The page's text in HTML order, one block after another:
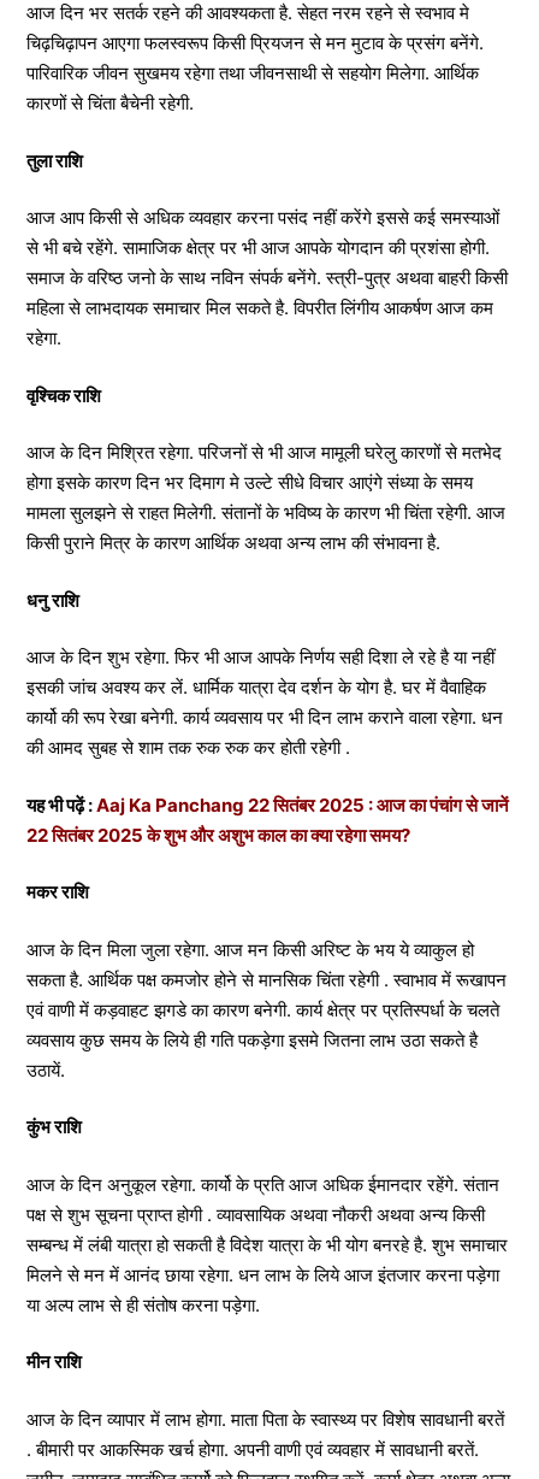
आज दिन भर सतर्क रहने की आवश्यकता है. सेहत नरम रहने से स्वभाव मे
चिढ़चिढ़ापन आएगा फलस्वरूप किसी प्रियजन से मन मुटाव के प्रसंग बनेंगे.
पारिवारिक जीवन सुखमय रहेगा तथा जीवनसाथी से सहयोग मिलेगा. आर्थिक
कारणों से चिंता बैचेनी रहेगी.
तुला राशि
आज आप किसी से अधिक व्यवहार करना पसंद नहीं करेंगे इससे कई समस्याओं
से भी बचे रहेंगे. सामाजिक क्षेत्र पर भी आज आपके योगदान की प्रशंसा होगी.
समाज के वरिष्ठ जनो के साथ नविन संपर्क बनेंगे. स्त्री-पुत्र अथवा बाहरी किसी
महिला से लाभदायक समाचार मिल सकते है. विपरीत लिंगीय आकर्षण आज कम
रहेगा.
वृश्चिक राशि
आज के दिन मिश्रित रहेगा. परिजनों से भी आज मामूली घरेलु कारणों से मतभेद
होगा इसके कारण दिन भर दिमाग मे उल्टे सीधे विचार आएंगे संध्या के समय
मामला सुलझने से राहत मिलेगी. संतानों के भविष्य के कारण भी चिंता रहेगी. आज
किसी पुराने मित्र के कारण आर्थिक अथवा अन्य लाभ की संभावना है.
धनु राशि
आज के दिन शुभ रहेगा. फिर भी आज आपके निर्णय सही दिशा ले रहे है या नहीं
इसकी जांच अवश्य कर लें. धार्मिक यात्रा देव दर्शन के योग है. घर में वैवाहिक
कार्यो की रूप रेखा बनेगी. कार्य व्यवसाय पर भी दिन लाभ कराने वाला रहेगा. धन
की आमद सुबह से शाम तक रुक रुक कर होती रहेगी .
यह भी पढ़ें :Aaj Ka Panchang 22 सितंबर 2025 : आज का पंचांग से जानें
22 सितंबर 2025 के शुभ और अशुभ काल का क्या रहेगा समय?
मकर राशि
आज के दिन मिला जुला रहेगा. आज मन किसी अरिष्ट के भय ये व्याकुल हो
सकता है. आर्थिक पक्ष कमजोर होने से मानसिक चिंता रहेगी . स्वाभाव में रूखापन
एवं वाणी में कड़वाहट झगडे का कारण बनेगी. कार्य क्षेत्र पर प्रतिस्पर्धा के चलते
व्यवसाय कुछ समय के लिये ही गति पकड़ेगा इसमे जितना लाभ उठा सकते है
उठायें.
कुंभ राशि
आज के दिन अनुकूल रहेगा. कार्यो के प्रति आज अधिक ईमानदार रहेंगे. संतान
पक्ष से शुभ सूचना प्राप्त होगी . व्यावसायिक अथवा नौकरी अथवा अन्य किसी
सम्बन्ध में लंबी यात्रा हो सकती है विदेश यात्रा के भी योग बनरहे है. शुभ समाचार
मिलने से मन में आनंद छाया रहेगा. धन लाभ के लिये आज इंतजार करना पड़ेगा
या अल्प लाभ से ही संतोष करना पड़ेगा.
मीन राशि
आज के दिन व्यापार में लाभ होगा. माता पिता के स्वास्थ्य पर विशेष सावधानी बरतें
. बीमारी पर आकस्मिक खर्च होगा. अपनी वाणी एवं व्यवहार में सावधानी बरतें.